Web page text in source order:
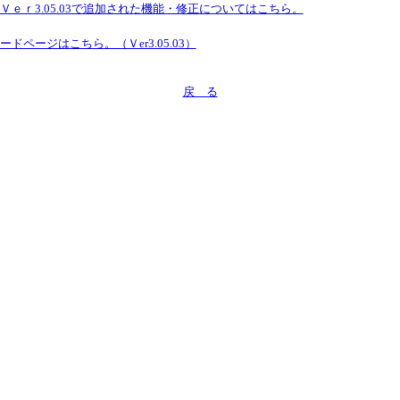
ｅｒ3.05.03で追加された機能・修正についてはこちら。
ドページはこちら。（Ｖer3.05.03）
戻 る